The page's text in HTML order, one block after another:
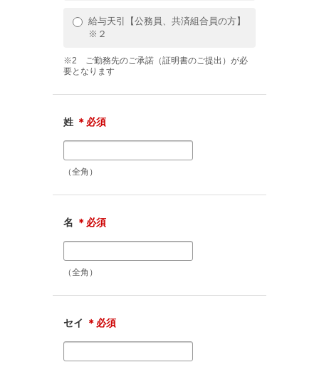
給与天引【公務員、共済組合員の方】
※２
※2 ご勤務先のご承諾（証明書のご提出）が必
要となります
姓 ＊必須
（全角）
名 ＊必須
（全角）
セイ ＊必須